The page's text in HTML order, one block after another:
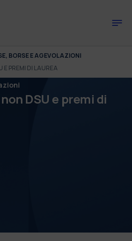
BORSE E AGEVOLAZIONI
E PREMI DI LAUREA
DSU e premi di